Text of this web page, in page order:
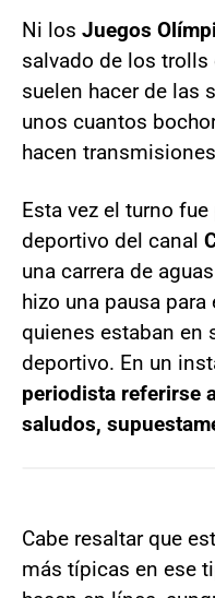
Ni los Juegos
salvado de los trolls
suelen hacer de las
unos cuantos
hacen
Esta vez el turno
deportivo del canal
una carrera de
hizo una pausa
quienes estaban en
deportivo. En un
periodista referirse
saludos,
Cabe resaltar que
más típicas en ese